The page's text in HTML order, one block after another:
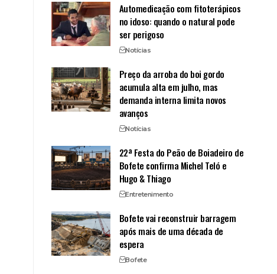
Automedicação com fitoterápicos
no idoso: quando o natural pode
ser perigoso
Notícias
Preço da arroba do boi gordo
acumula alta em julho, mas
demanda interna limita novos
avanços
Notícias
22ª Festa do Peão de Boiadeiro de
Bofete confirma Michel Teló e
Hugo & Thiago
Entretenimento
Bofete vai reconstruir barragem
após mais de uma década de
espera
Bofete